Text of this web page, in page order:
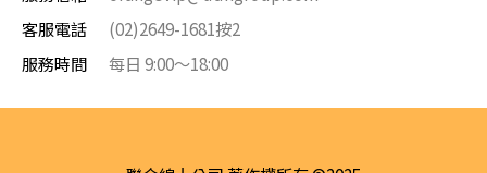
客服電話
(02)2649-1681按2
服務時間
每日 9:00～18:00